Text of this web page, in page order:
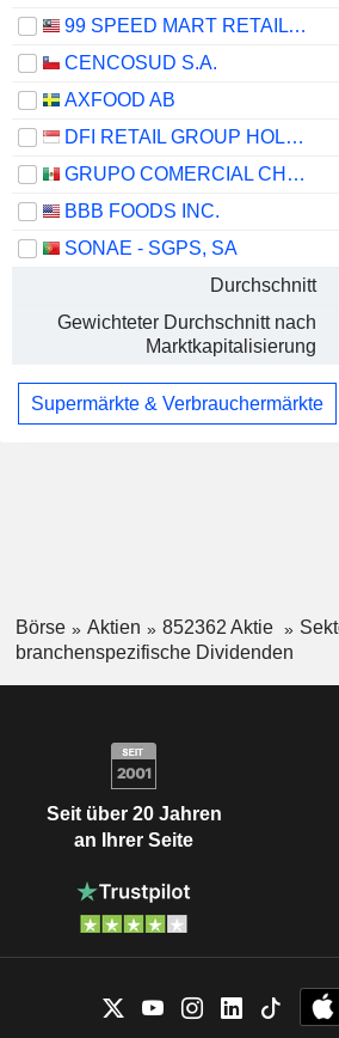
99 SPEED MART RETAIL HOLDINGS
CENCOSUD S.A.
AXFOOD AB
DFI RETAIL GROUP HOLDINGS LIMITED
GRUPO COMERCIAL CHEDRAUI, S.A.B. DE C.V.
BBB FOODS INC.
SONAE - SGPS, SA
Durchschnitt
Gewichteter Durchschnitt nach
Marktkapitalisierung
Supermärkte & Verbrauchermärkte
Börse Aktien 852362 Aktie
branchenspezifische Dividenden
Seit über 20 Jahren
an Ihrer Seite